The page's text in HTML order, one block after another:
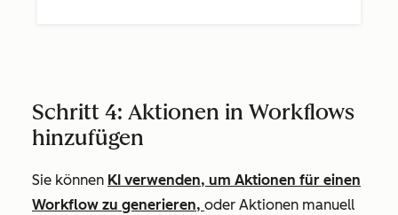
Schritt 4: Aktionen in Workflows
hinzufügen
Sie können KI verwenden, um Aktionen für einen
Workflow zu generieren, oder Aktionen manuell